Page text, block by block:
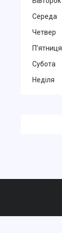
Середа
Четвер
Пʼятниця
Субота
Неділя